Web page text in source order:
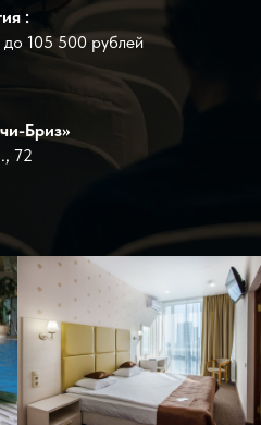
:
105 500 рублей
Бриз»
72